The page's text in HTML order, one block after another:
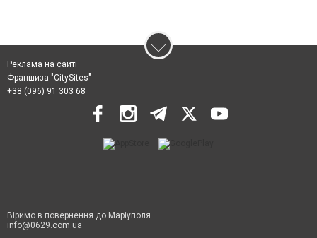
Реклама на сайті
Франшиза "CitySites"
+38 (096) 91 303 68
Віримо в повернення до Маріуполя
info@0629.com.ua